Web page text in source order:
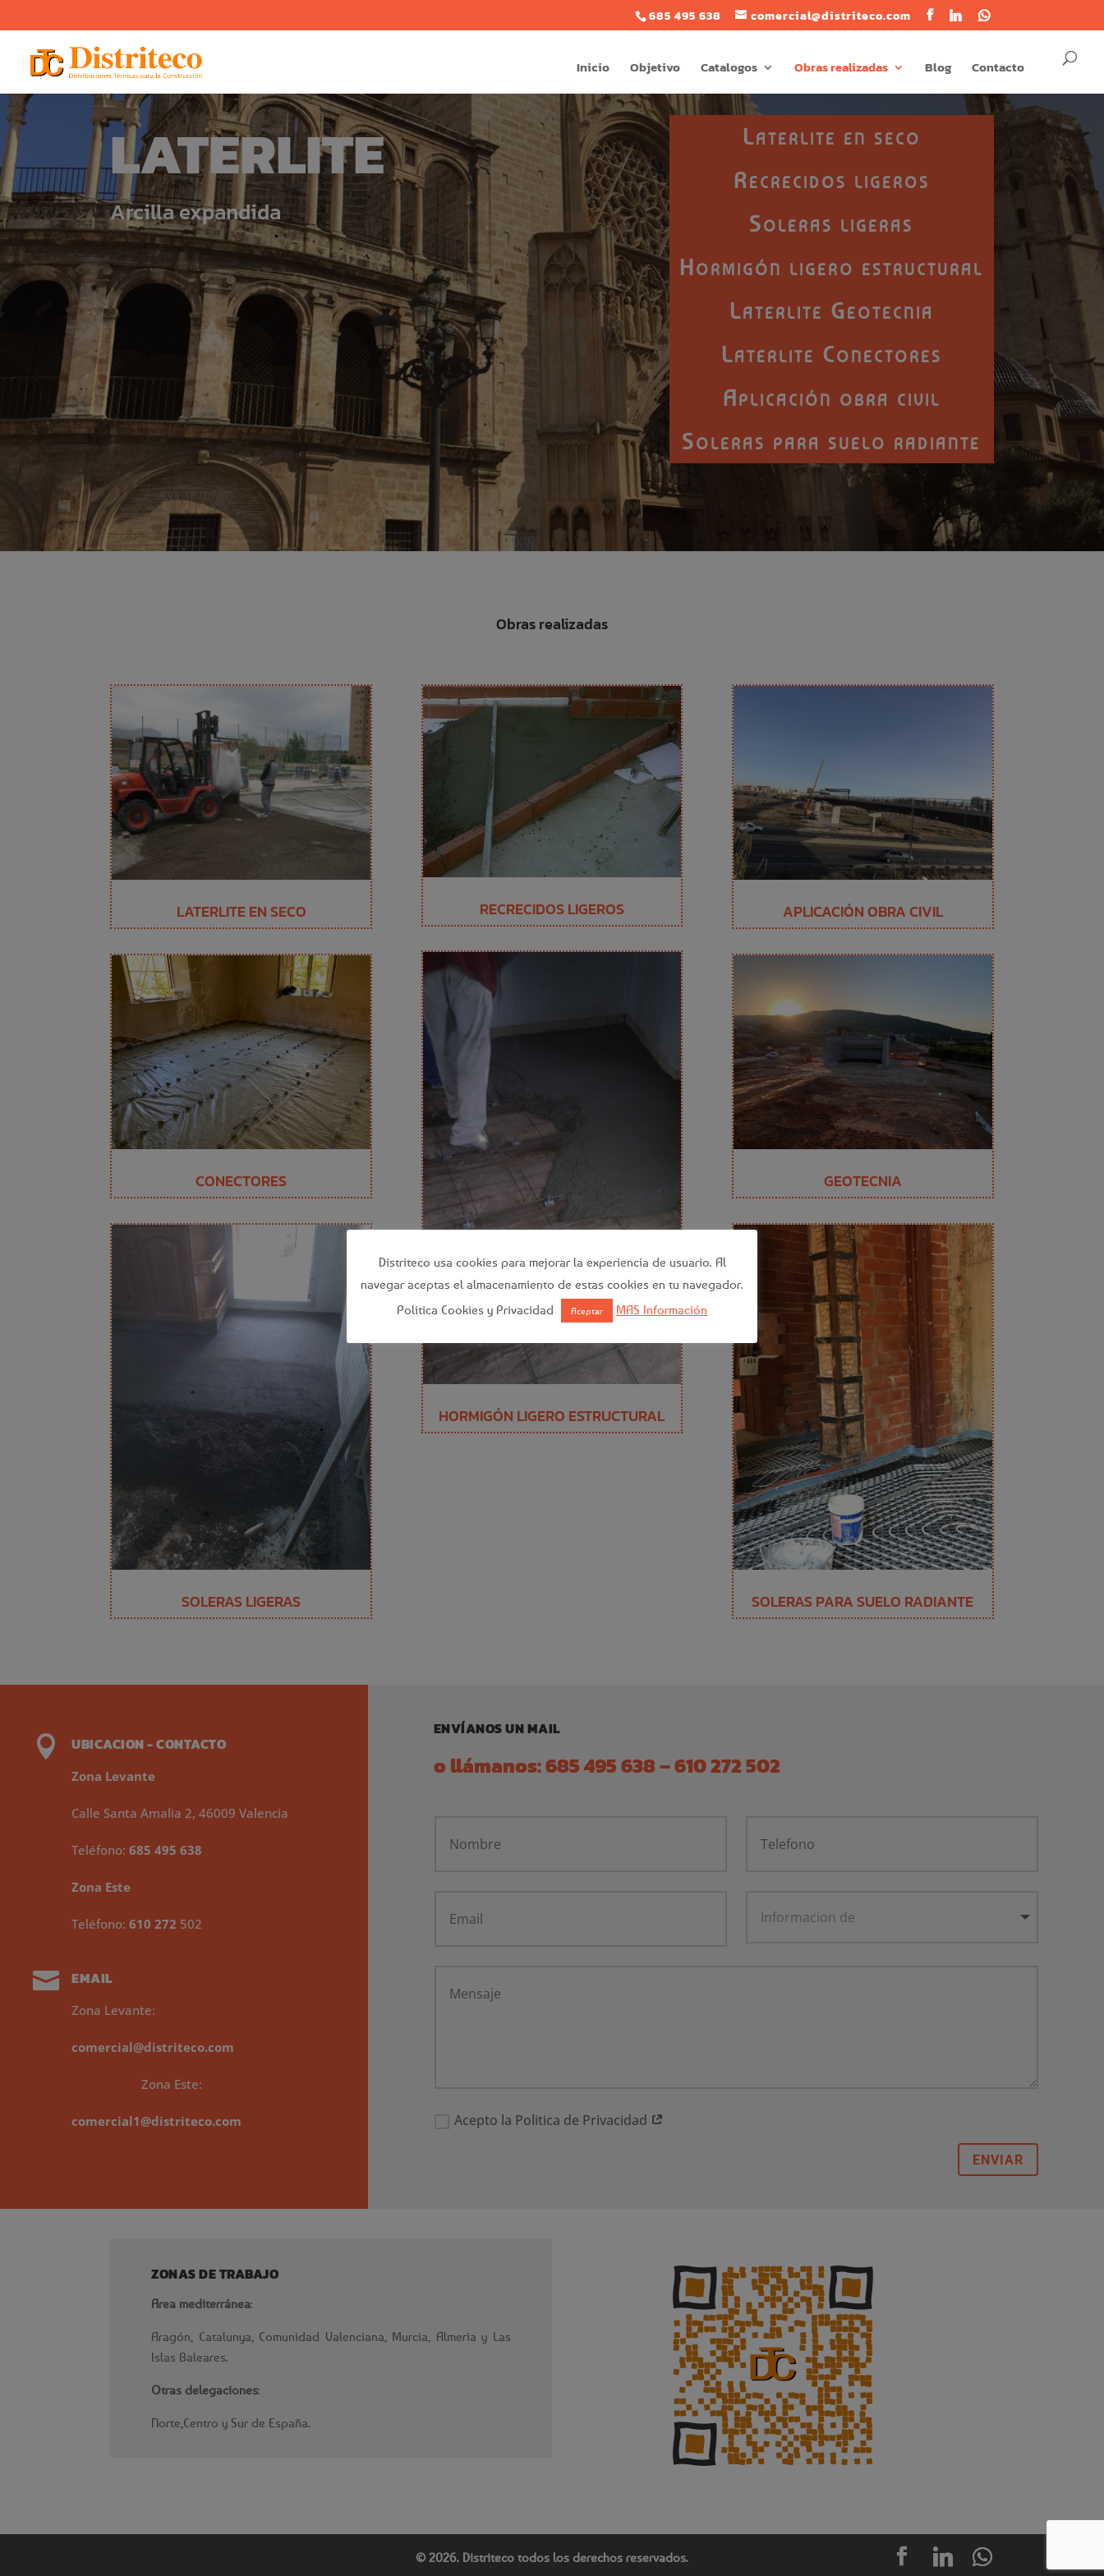
685 495 638 comercial@distriteco.com
Inicio Objetivo Catalogos Obras realizadas Blog Contacto
LATERLITE
Arcilla expandida
Laterlite en seco
Recrecidos ligeros
Soleras ligeras
Hormigón ligero estructural
Laterlite Geotecnia
Laterlite Conectores
Aplicación obra civil
Soleras para suelo radiante
Obras realizadas
LATERLITE EN SECO
CONECTORES
SOLERAS LIGERAS
RECRECIDOS LIGEROS
HORMIGÓN LIGERO ESTRUCTURAL
APLICACIÓN OBRA CIVIL
GEOTECNIA
SOLERAS PARA SUELO RADIANTE
 UBICACION - CONTACTO
Zona Levante
Calle Santa Amalia 2, 46009 Valencia
Teléfono:685 495 638
Zona Este
Teléfono:610 272 502
 EMAIL
Zona Levante:
comercial@distriteco.com
Zona Este:
comercial1@distriteco.com
ENVÍANOS UN MAIL
o llámanos:685 495 638–610 272 502
Acepto la Politica de Privacidad
ENVIAR
ZONAS DE TRABAJO
Area mediterránea:
Aragón, Catalunya, Comunidad Valenciana, Murcia, Almeria y Las
Islas Baleares.
Otras delegaciones:
Norte,Centro y Sur de España.
© 2026. Distriteco todos los derechos reservados.
Distriteco usa cookies para mejorar la experiencia de usuario. Al
navegar aceptas el almacenamiento de estas cookies en tu navegador.
Politica Cookies y Privacidad
Aceptar MAS Información